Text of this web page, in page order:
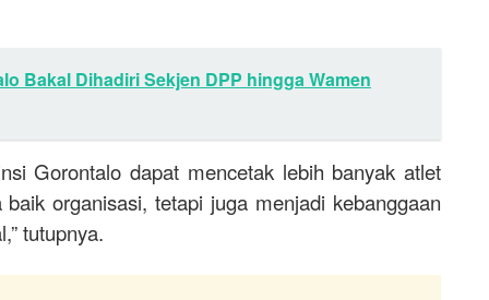
Bakal Dihadiri Sekjen DPP hingga Wamen
Gorontalo dapat mencetak lebih banyak atlet
organisasi, tetapi juga menjadi kebanggaan
tutupnya.